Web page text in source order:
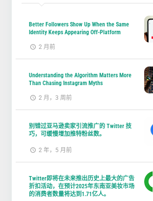
Better Followers Show Up When the Same
Identity Keeps Appearing Off-Platform
2 月前
Understanding the Algorithm Matters More
Than Chasing Instagram Myths
2 月，3 周前
别错过亚马逊卖家引流推广的 Twitter 技
巧，可缓慢增加推特粉丝数。
2 年，5 月前
Twitter即将在未来推出历史上最大的广告
折扣活动，在预计2025年东南亚美妆市场
的消费者数量将达到1.71亿人。